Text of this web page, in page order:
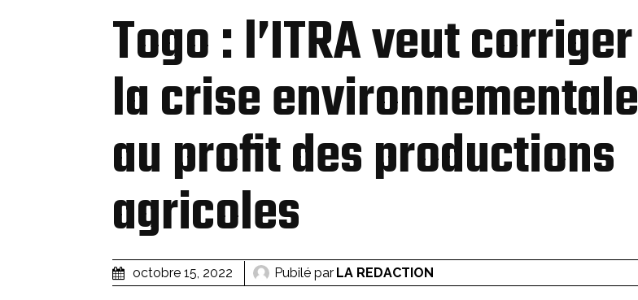
Togo : l’ITRA veut corriger
la crise environnementale
au profit des productions
agricoles
octobre 15, 2022 Pubilé par LA REDACTION